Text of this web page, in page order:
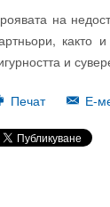
на
както
и
Печат Е-